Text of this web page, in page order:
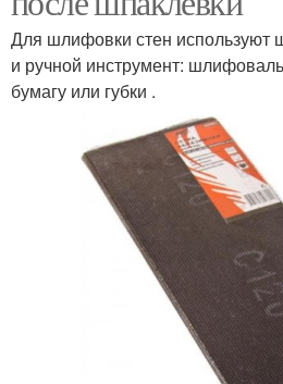
Для шлифовки стен
и ручной инструмент:
бумагу или губки .